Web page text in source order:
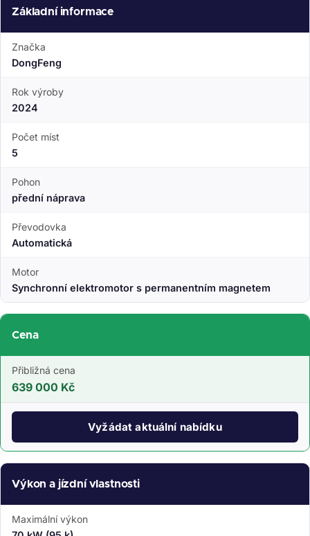
Základní informace
Značka
DongFeng
Rok výroby
2024
Počet míst
5
Pohon
přední náprava
Převodovka
Automatická
Motor
Synchronní elektromotor s permanentním magnetem
Cena
Přibližná cena
639 000 Kč
Vyžádat aktuální nabídku
Výkon a jízdní vlastnosti
Maximální výkon